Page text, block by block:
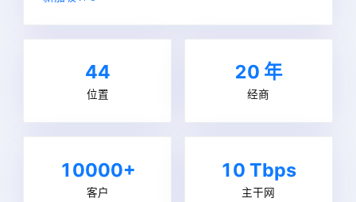
44
位置
20 年
经商
10000+
客户
10 Tbps
主干网